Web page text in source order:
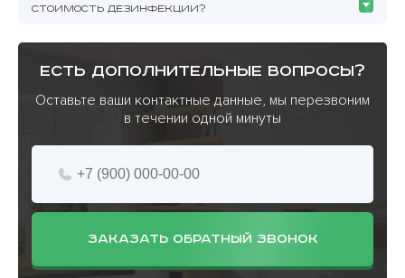
СТОИМОСТЬ ДЕЗИНФЕКЦИИ?
есть дополнительные вопросы?
Оставьте ваши контактные данные, мы перезвоним
в течении одной минуты
ЗАКАЗАТЬ ОБРАТНЫЙ ЗВОНОК